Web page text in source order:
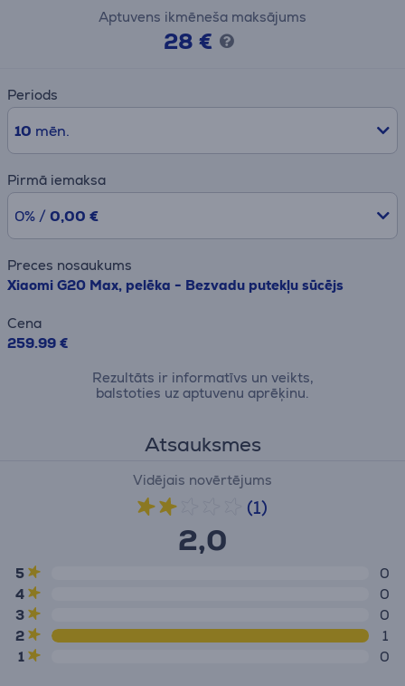
Aptuvens ikmēneša maksājums
28 €
Periods
10 mēn.
Pirmā iemaksa
0% / 0,00 €
Preces nosaukums
Xiaomi G20 Max, pelēka - Bezvadu putekļu sūcējs
Cena
259.99 €
Rezultāts ir informatīvs un veikts,
balstoties uz aptuvenu aprēķinu.
Atsauksmes
Vidējais novērtējums
(1)
2,0
5
0
4
0
3
0
2
1
1
0